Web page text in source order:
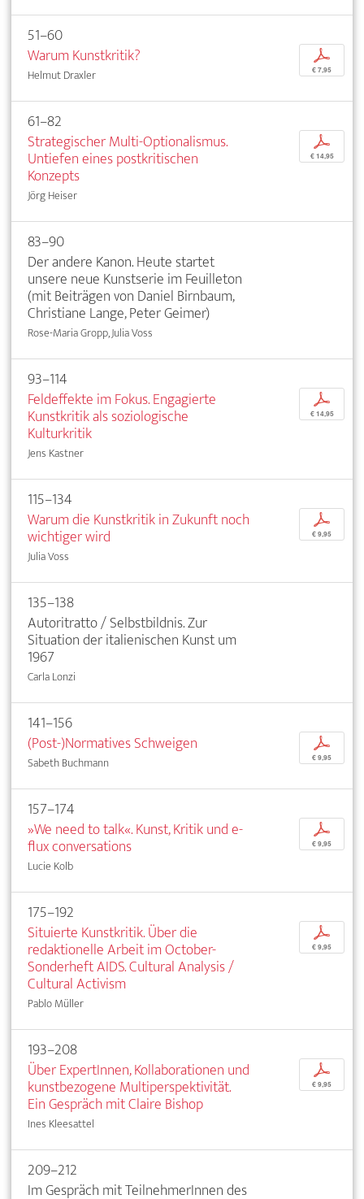
51–60
Warum Kunstkritik?
Helmut Draxler
p
€ 7,95
61–82
Strategischer Multi-Optionalismus.
Untiefen eines postkritischen
Konzepts
Jörg Heiser
p
€ 14,95
83–90
Der andere Kanon. Heute startet
unsere neue Kunstserie im Feuilleton
(mit Beiträgen von Daniel Birnbaum,
Christiane Lange, Peter Geimer)
Rose-Maria Gropp, Julia Voss
93–114
Feldeffekte im Fokus. Engagierte
Kunstkritik als soziologische
Kulturkritik
Jens Kastner
p
€ 14,95
115–134
Warum die Kunstkritik in Zukunft noch
wichtiger wird
Julia Voss
p
€ 9,95
135–138
Autoritratto / Selbstbildnis. Zur
Situation der italienischen Kunst um
1967
Carla Lonzi
141–156
(Post-)Normatives Schweigen
Sabeth Buchmann
p
€ 9,95
157–174
»We need to talk«. Kunst, Kritik und e-
flux conversations
Lucie Kolb
p
€ 9,95
175–192
Situierte Kunstkritik. Über die
redaktionelle Arbeit im October-
Sonderheft AIDS. Cultural Analysis /
Cultural Activism
Pablo Müller
p
€ 9,95
193–208
Über ExpertInnen, Kollaborationen und
kunstbezogene Multiperspektivität.
Ein Gespräch mit Claire Bishop
Ines Kleesattel
p
€ 9,95
209–212
Im Gespräch mit TeilnehmerInnen des